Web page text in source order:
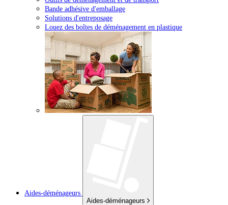
Bande adhésive d'emballage
Solutions d'entreposage
Louez des boîtes de déménagement en plastique
Aides-déménageurs
Aides-déménageurs